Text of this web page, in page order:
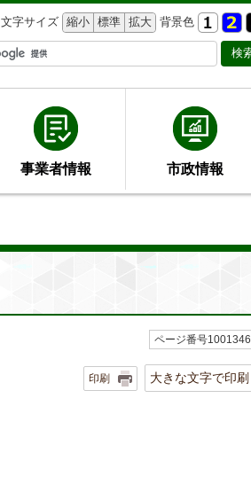
文字サイズ 縮小 標準 拡大 背景色
事業者情報 市政情報
ページ番号1001346
印刷 大きな文字で印刷